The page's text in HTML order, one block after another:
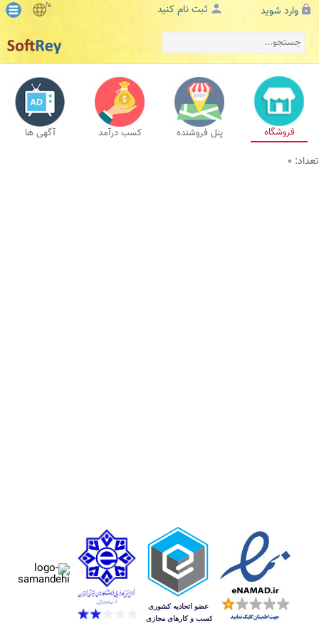
وارد شوید ثبت نام کنید fa
فروشگاه پنل فروشنده کسب درآمد آگهی ها
تعداد: 0